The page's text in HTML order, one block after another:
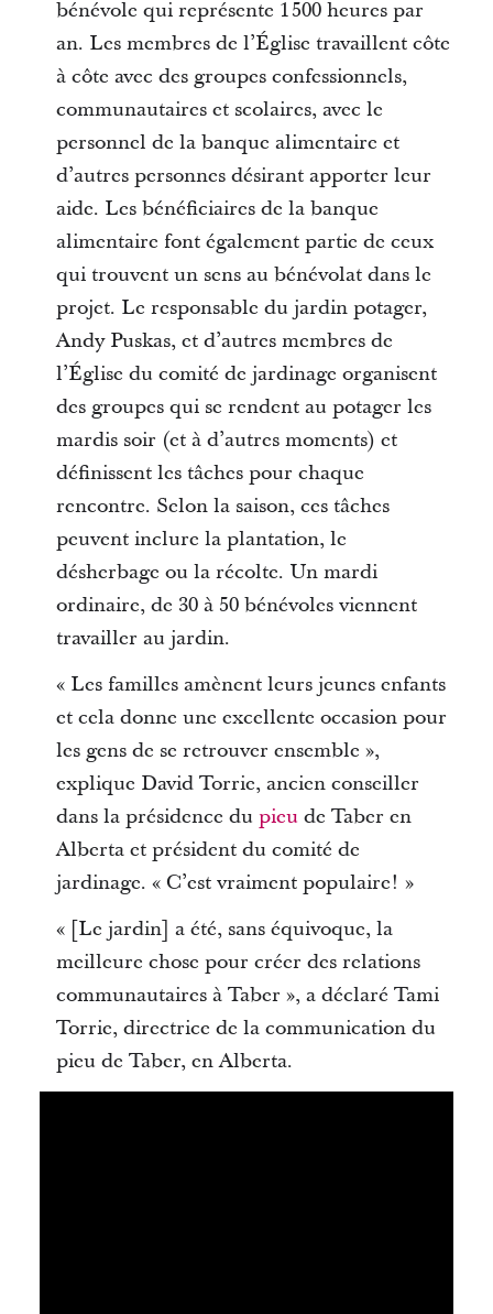
bénévole qui représente 1 500 heures par
an. Les membres de l’Église travaillent côte
à côte avec des groupes confessionnels,
communautaires et scolaires, avec le
personnel de la banque alimentaire et
d’autres personnes désirant apporter leur
aide. Les bénéficiaires de la banque
alimentaire font également partie de ceux
qui trouvent un sens au bénévolat dans le
projet. Le responsable du jardin potager,
Andy Puskas, et d’autres membres de
l’Église du comité de jardinage organisent
des groupes qui se rendent au potager les
mardis soir (et à d’autres moments) et
définissent les tâches pour chaque
rencontre. Selon la saison, ces tâches
peuvent inclure la plantation, le
désherbage ou la récolte. Un mardi
ordinaire, de 30 à 50 bénévoles viennent
travailler au jardin.
« Les familles amènent leurs jeunes enfants
et cela donne une excellente occasion pour
les gens de se retrouver ensemble »,
explique David Torrie, ancien conseiller
dans la présidence du pieu de Taber en
Alberta et président du comité de
jardinage. « C’est vraiment populaire! »
« [Le jardin] a été, sans équivoque, la
meilleure chose pour créer des relations
communautaires à Taber », a déclaré Tami
Torrie, directrice de la communication du
pieu de Taber, en Alberta.